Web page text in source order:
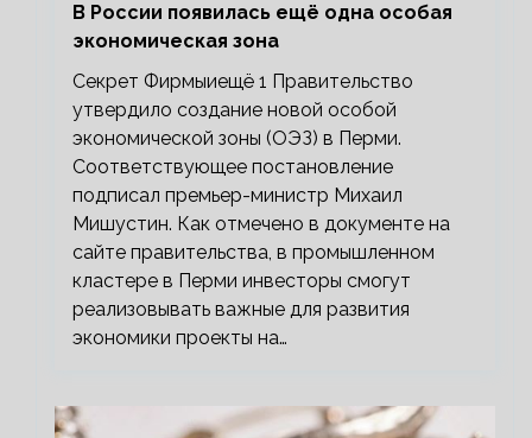
В России появилась ещё одна особая
экономическая зона
Секрет Фирмыиещё 1 Правительство
утвердило создание новой особой
экономической зоны (ОЭЗ) в Перми.
Соответствующее постановление
подписал премьер-министр Михаил
Мишустин. Как отмечено в документе на
сайте правительства, в промышленном
кластере в Перми инвесторы смогут
реализовывать важные для развития
экономики проекты на…